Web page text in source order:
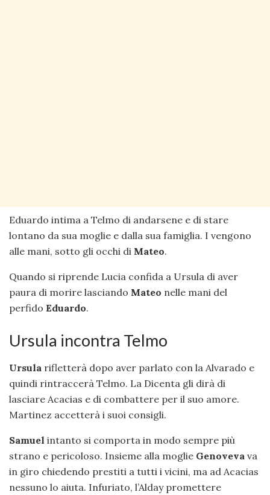
Eduardo intima a Telmo di andarsene e di stare
lontano da sua moglie e dalla sua famiglia. I vengono
alle mani, sotto gli occhi di Mateo.
Quando si riprende Lucia confida a Ursula di aver
paura di morire lasciando Mateo nelle mani del
perfido Eduardo.
Ursula incontra Telmo
Ursula rifletterà dopo aver parlato con la Alvarado e
quindi rintraccerà Telmo. La Dicenta gli dirà di
lasciare Acacias e di combattere per il suo amore.
Martinez accetterà i suoi consigli.
Samuel intanto si comporta in modo sempre più
strano e pericoloso. Insieme alla moglie Genoveva va
in giro chiedendo prestiti a tutti i vicini, ma ad Acacias
nessuno lo aiuta. Infuriato, l’Alday promettere